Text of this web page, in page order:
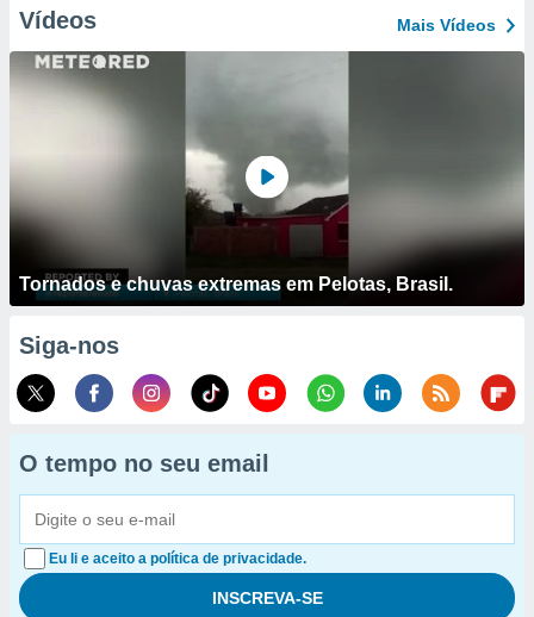
Vídeos Mais Vídeos
Tornados e chuvas extremas em Pelotas, Brasil.
Siga-nos
O tempo no seu email
Eu li e aceito a política de privacidade.